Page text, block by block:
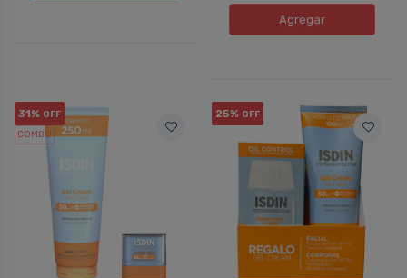
Agregar
31% OFF
COMBO
25% OFF